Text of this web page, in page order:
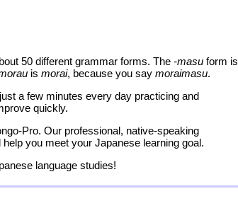
50 different grammar forms. The -masu form is
is morai, because you say moraimasu.
a few minutes every day practicing and
quickly.
Pro. Our professional, native-speaking
you meet your Japanese learning goal.
language studies!